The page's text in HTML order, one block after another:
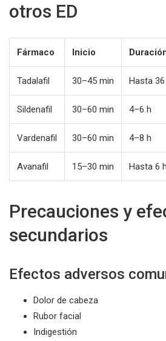
otros ED
Fármaco Inicio
Tadalafil 30–45 min Hasta 36
Sildenafil 30–60 min 4–6 h
Vardenafil 30–60 min 4–8 h
Avanafil 15–30 min Hasta 6 h
Precauciones y
secundarios
Efectos adversos
Dolor de cabeza
Rubor facial
Indigestión